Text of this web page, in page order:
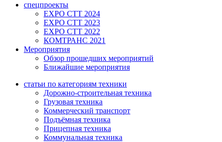
спецпроекты
EXPO CTT 2024
EXPO CTT 2023
EXPO CTT 2022
КОМТРАНС 2021
Мероприятия
Обзор прошедших мероприятий
Ближайшие мероприятия
статьи по категориям техники
Дорожно-строительная техника
Грузовая техника
Коммерческий транспорт
Подъёмная техника
Прицепная техника
Коммунальная техника